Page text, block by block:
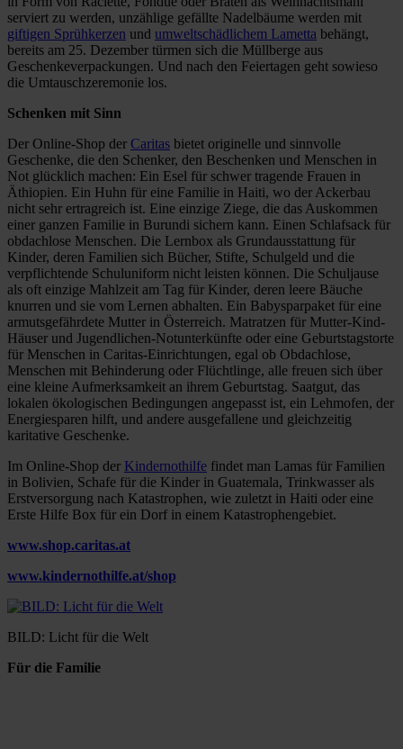
serviert zu werden, unzählige gefällte Nadelbäume werden mit
giftigen Sprühkerzen und umweltschädlichem Lametta behängt,
bereits am 25. Dezember türmen sich die Müllberge aus
Geschenkeverpackungen. Und nach den Feiertagen geht sowieso
die Umtauschzeremonie los.
Schenken mit Sinn
Der Online-Shop der Caritas bietet originelle und sinnvolle
Geschenke, die den Schenker, den Beschenken und Menschen in
Not glücklich machen: Ein Esel für schwer tragende Frauen in
Äthiopien. Ein Huhn für eine Familie in Haiti, wo der Ackerbau
nicht sehr ertragreich ist. Eine einzige Ziege, die das Auskommen
einer ganzen Familie in Burundi sichern kann. Einen Schlafsack für
obdachlose Menschen. Die Lernbox als Grundausstattung für
Kinder, deren Familien sich Bücher, Stifte, Schulgeld und die
verpflichtende Schuluniform nicht leisten können. Die Schuljause
als oft einzige Mahlzeit am Tag für Kinder, deren leere Bäuche
knurren und sie vom Lernen abhalten. Ein Babysparpaket für eine
armutsgefährdete Mutter in Österreich. Matratzen für Mutter-Kind-
Häuser und Jugendlichen-Notunterkünfte oder eine Geburtstagstorte
für Menschen in Caritas-Einrichtungen, egal ob Obdachlose,
Menschen mit Behinderung oder Flüchtlinge, alle freuen sich über
eine kleine Aufmerksamkeit an ihrem Geburtstag. Saatgut, das
lokalen ökologischen Bedingungen angepasst ist, ein Lehmofen, der
Energiesparen hilft, und andere ausgefallene und gleichzeitig
karitative Geschenke.
Im Online-Shop der Kindernothilfe findet man Lamas für Familien
in Bolivien, Schafe für die Kinder in Guatemala, Trinkwasser als
Erstversorgung nach Katastrophen, wie zuletzt in Haiti oder eine
Erste Hilfe Box für ein Dorf in einem Katastrophengebiet.
www.shop.caritas.at
www.kindernothilfe.at/shop
BILD: Licht für die Welt
Für die Familie